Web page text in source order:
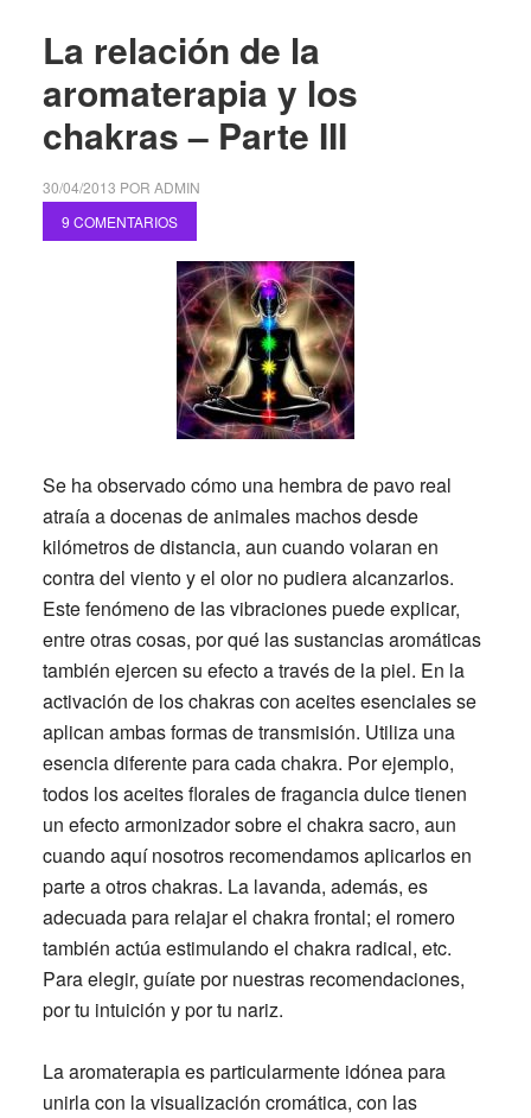
La relación de la
aromaterapia y los
chakras – Parte III
30/04/2013 POR ADMIN
9 COMENTARIOS
Se ha observado cómo una hembra de pavo real
atraía a docenas de animales machos desde
kilómetros de distancia, aun cuando volaran en
contra del viento y el olor no pudiera alcanzarlos.
Este fenómeno de las vibraciones puede explicar,
entre otras cosas, por qué las sustancias aromáticas
también ejercen su efecto a través de la piel. En la
activación de los chakras con aceites esenciales se
aplican ambas formas de transmisión. Utiliza una
esencia diferente para cada chakra. Por ejemplo,
todos los aceites florales de fragancia dulce tienen
un efecto armonizador sobre el chakra sacro, aun
cuando aquí nosotros recomendamos aplicarlos en
parte a otros chakras. La lavanda, además, es
adecuada para relajar el chakra frontal; el romero
también actúa estimulando el chakra radical, etc.
Para elegir, guíate por nuestras recomendaciones,
por tu intuición y por tu nariz.
La aromaterapia es particularmente idónea para
unirla con la visualización cromática, con las